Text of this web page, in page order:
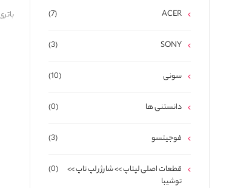
(7) ACER
(3) SONY
(10) سونی
(0) دانستنی ها
(3) فوجیتسو
(0)
قطعات اصلی لپتاپ >> شارژر لپ تاپ >>
توشیبا